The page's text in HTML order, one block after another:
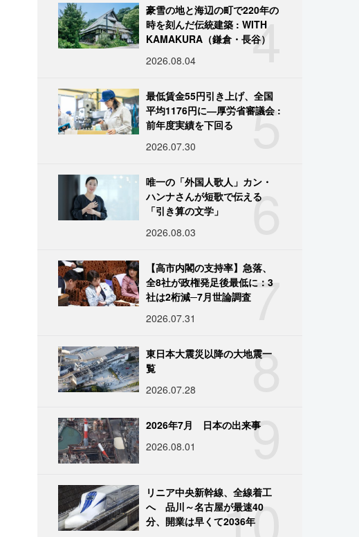
4
豪雪の地と海辺の町で220年の
時を刻んだ伝統建築 : WITH
KAMAKURA（鎌倉・長谷）
2026.08.04
5
最低賃金55円引き上げ、全国
平均1176円に―厚労省審議会 :
前年度実績を下回る
2026.07.30
6
唯一の「外国人歌人」カン・
ハンナさんが短歌で伝える
「引き算の文学」
2026.08.03
7
【高市内閣の支持率】急落、
全8社が政権発足後最低に：3
社は2桁減─7月世論調査
2026.07.31
8
東日本大震災以降の大地震一
覧
2026.07.28
9
2026年7月 日本の出来事
2026.08.01
10
リニア中央新幹線、全線着工
へ 品川～名古屋が最速40
分、開業は早くて2036年